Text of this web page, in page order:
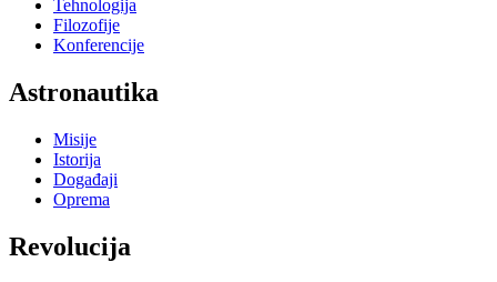
Tehnologija
Filozofije
Konferencije
Astronautika
Misije
Istorija
Događaji
Oprema
Revolucija